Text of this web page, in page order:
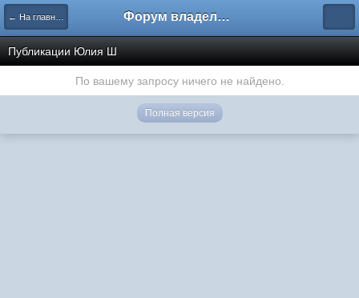
← На главную Форум владельцев интернет-магазинов
Публикации Юлия Ш
По вашему запросу ничего не найдено.
Полная версия